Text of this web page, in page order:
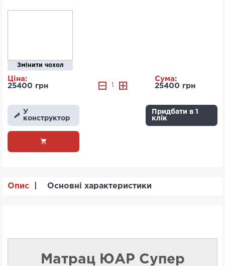
Змінити чохол
Ціна:
25400 грн
Сума:
25400 грн
У
конструктор
Придбати в 1
клік
Опис Основні характеристики
Матрац ЮАР Супер